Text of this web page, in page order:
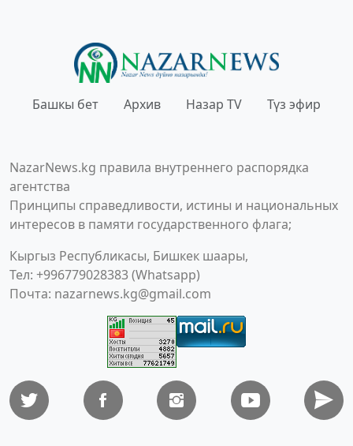
Башкы бет Архив Назар TV Түз эфир
NazarNews.kg правила внутреннего распорядка
агентства
Принципы справедливости, истины и национальных
интересов в памяти государственного флага;
Кыргыз Республикасы, Бишкек шаары,
Тел: +996779028383 (Whatsapp)
Почта: nazarnews.kg@gmail.com